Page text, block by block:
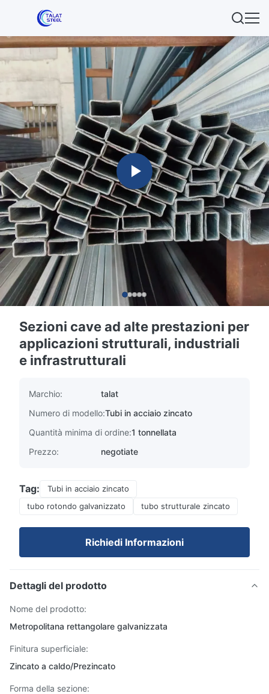
Sezioni cave ad alte prestazioni per
applicazioni strutturali, industriali
e infrastrutturali
Marchio:
talat
Numero di modello:Tubi in acciaio zincato
Quantità minima di ordine:1 tonnellata
Prezzo:
negotiate
Tag:
Tubi in acciaio zincato
tubo rotondo galvanizzato
tubo strutturale zincato
Richiedi Informazioni
Dettagli del prodotto
Nome del prodotto:
Metropolitana rettangolare galvanizzata
Finitura superficiale:
Zincato a caldo/Prezincato
Forma della sezione: